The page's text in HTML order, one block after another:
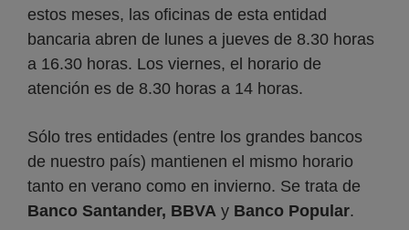
estos meses, las oficinas de esta entidad
bancaria abren de lunes a jueves de 8.30 horas
a 16.30 horas. Los viernes, el horario de
atención es de 8.30 horas a 14 horas.
Sólo tres entidades (entre los grandes bancos
de nuestro país) mantienen el mismo horario
tanto en verano como en invierno. Se trata de
Banco Santander, BBVA y Banco Popular.